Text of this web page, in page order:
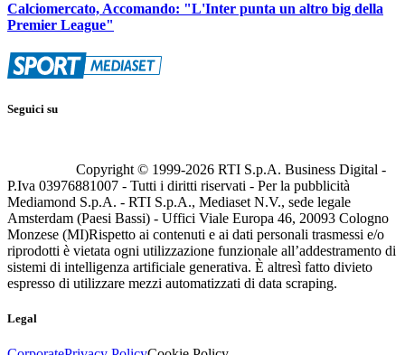
Calciomercato, Accomando: "L'Inter punta un altro big della
Premier League"
Seguici su
Copyright © 1999-2026 RTI S.p.A. Business Digital -
P.Iva 03976881007 - Tutti i diritti riservati - Per la pubblicità
Mediamond S.p.A. - RTI S.p.A., Mediaset N.V., sede legale
Amsterdam (Paesi Bassi) - Uffici Viale Europa 46, 20093 Cologno
Monzese (MI)Rispetto ai contenuti e ai dati personali trasmessi e/o
riprodotti è vietata ogni utilizzazione funzionale all’addestramento di
sistemi di intelligenza artificiale generativa. È altresì fatto divieto
espresso di utilizzare mezzi automatizzati di data scraping.
Legal